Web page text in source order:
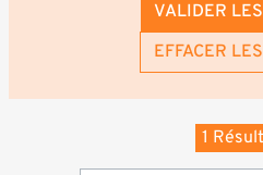
VALIDER
1